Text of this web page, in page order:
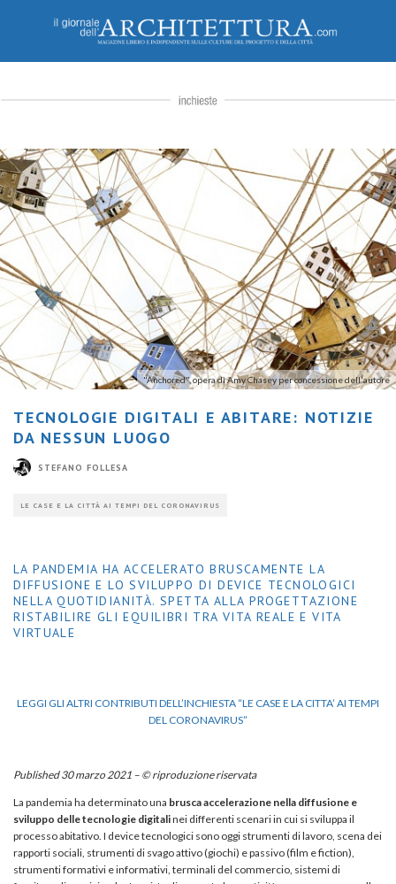
"Anchored", opera di Amy Chasey per concessione dell'autore
TECNOLOGIE DIGITALI E ABITARE: NOTIZIE
DA NESSUN LUOGO
STEFANO FOLLESA
LE CASE E LA CITTÀ AI TEMPI DEL CORONAVIRUS
LA PANDEMIA HA ACCELERATO BRUSCAMENTE LA
DIFFUSIONE E LO SVILUPPO DI DEVICE TECNOLOGICI
NELLA QUOTIDIANITÀ. SPETTA ALLA PROGETTAZIONE
RISTABILIRE GLI EQUILIBRI TRA VITA REALE E VITA
VIRTUALE
LEGGI GLI ALTRI CONTRIBUTI DELL’INCHIESTA “LE CASE E LA CITTA’ AI TEMPI
DEL CORONAVIRUS”
Published 30 marzo 2021 – ©riproduzione riservata
La pandemia ha determinato una brusca accelerazione nella diffusione e
sviluppo delle tecnologie digitalinei differenti scenari in cui si sviluppa il
processo abitativo. I device tecnologici sono oggi strumenti di lavoro, scena dei
rapporti sociali, strumenti di svago attivo (giochi) e passivo (film e fiction),
strumenti formativi e informativi, terminali del commercio, sistemi di